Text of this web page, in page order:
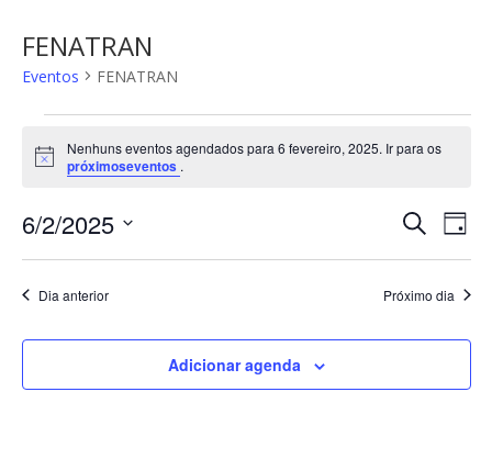
FENATRAN
Eventos FENATRAN
Eventos
for
fevereiro,
2025
Notice
Nenhuns eventos agendados para 6 fevereiro, 2025. Ir para os
próximoseventos .
e
de
visuais
Procurar
do
Dia
6/2/2025
data.Dia anterior Próximo dia
Adicionar agenda